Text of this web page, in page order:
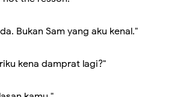
Bukan Sam yang aku kenal."
kena damprat lagi?"